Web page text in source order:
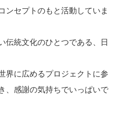
ンセプトのもと活動していま
伝統文化のひとつである、日
界に広めるプロジェクトに参
、感謝の気持ちでいっぱいで